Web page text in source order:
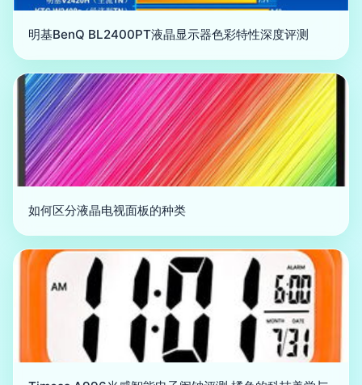
明基BenQ BL2400PT液晶显示器色彩特性深度评测
如何区分液晶电视面板的种类